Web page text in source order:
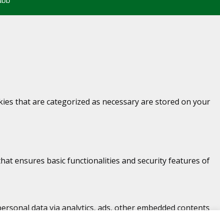
that are categorized as necessary are stored on your
ensures basic functionalities and security features of
data via analytics, ads, other embedded contents